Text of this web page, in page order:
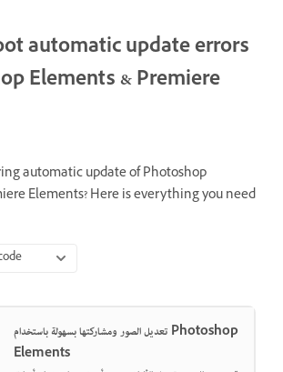
automatic update errors
Elements & Premiere
automatic update of Photoshop
Elements? Here is everything you need
تعديل الصور ومشاركتها بسهولة باستخدام Photoshop
Elements